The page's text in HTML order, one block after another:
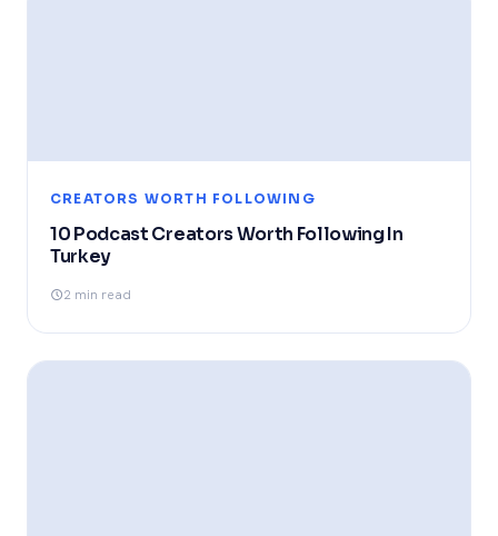
CREATORS WORTH FOLLOWING
10 Podcast Creators Worth Following In
Turkey
2 min read